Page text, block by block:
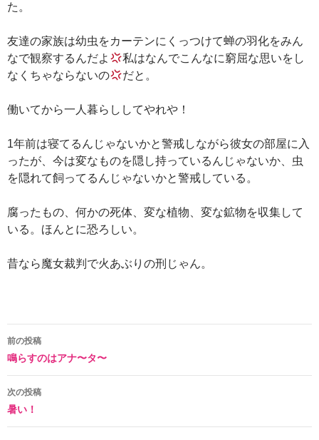
た。
友達の家族は幼虫をカーテンにくっつけて蝉の羽化をみん
なで観察するんだよ
私はなんでこんなに窮屈な思いをし
なくちゃならないの
だと。
働いてから一人暮らししてやれや！
1年前は寝てるんじゃないかと警戒しながら彼女の部屋に入
ったが、今は変なものを隠し持っているんじゃないか、虫
を隠れて飼ってるんじゃないかと警戒している。
腐ったもの、何かの死体、変な植物、変な鉱物を収集して
いる。ほんとに恐ろしい。
昔なら魔女裁判で火あぶりの刑じゃん。
投
稿
ナ
ビ
前の投稿
鳴らすのはアナ〜タ〜
次の投稿
暑い！